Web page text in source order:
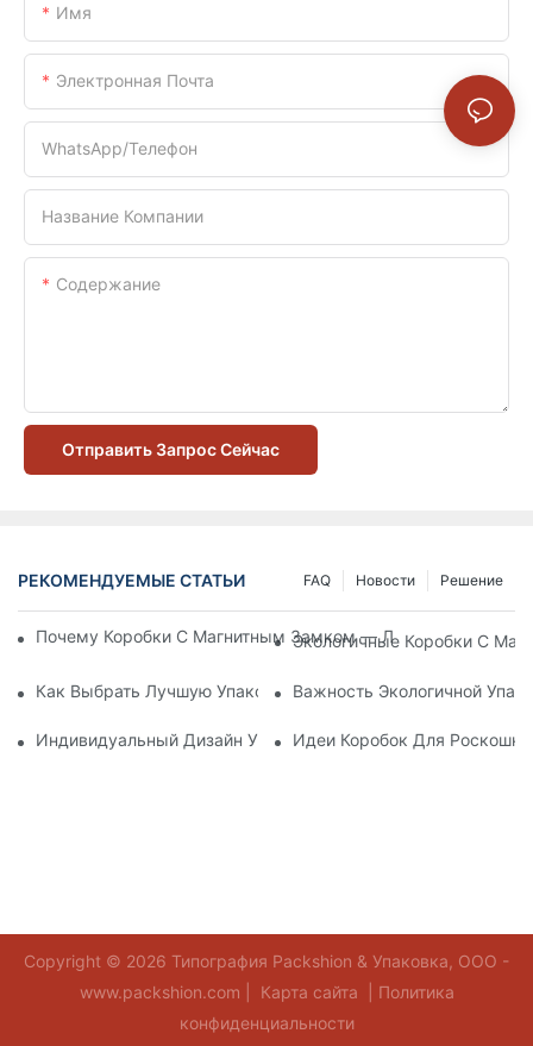
Имя
Электронная Почта
WhatsApp/телефон
Название Компании
Содержание
Отправить Запрос Сейчас
РЕКОМЕНДУЕМЫЕ СТАТЬИ Решение
Новости
FAQ
Почему Коробки С Магнитным Замком — Лучший Выбор
Экологичные Коробки С
Как Выбрать Лучшую Упаковку Для Средств По Уходу За
Важность Экологичной
Индивидуальный Дизайн Упаковки Для Средств По
Идеи Коробок Для
Copyright © 2026 Типография Packshion & Упаковка, ООО -
www.packshion.com |
Карта сайта
Политика
конфиденциальности